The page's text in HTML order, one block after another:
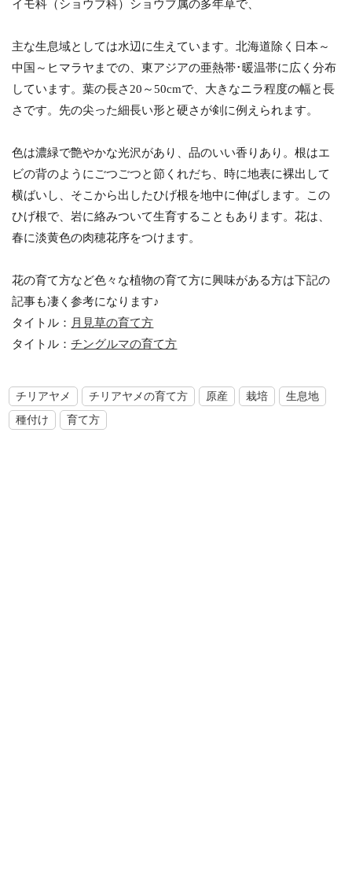
イモ科（ショウブ科）ショウブ属の多年草で、
主な生息域としては水辺に生えています。北海道除く日本～
中国～ヒマラヤまでの、東アジアの亜熱帯･暖温帯に広く分布
しています。葉の長さ20～50cmで、大きなニラ程度の幅と長
さです。先の尖った細長い形と硬さが剣に例えられます。
色は濃緑で艶やかな光沢があり、品のいい香りあり。根はエ
ビの背のようにごつごつと節くれだち、時に地表に裸出して
横ばいし、そこから出したひげ根を地中に伸ばします。この
ひげ根で、岩に絡みついて生育することもあります。花は、
春に淡黄色の肉穂花序をつけます。
花の育て方など色々な植物の育て方に興味がある方は下記の
記事も凄く参考になります♪
タイトル： 月見草の育て方
タイトル：チングルマの育て方
チリアヤメ チリアヤメの育て方 原産 栽培
生息地
種付け
育て方